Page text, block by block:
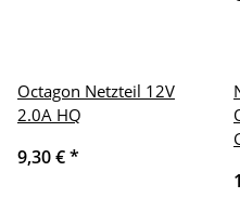
Octagon Netzteil 12V
2.0A HQ
9,30 €*